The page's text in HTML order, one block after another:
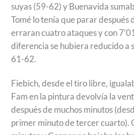
suyas (59-62) y Buenavida
Tomé lo tenía que parar después
erraran cuatro ataques y con
diferencia se hubiera reducido a
61-62.
Fiebich, desde el tiro libre,
Fam en la pintura devolvía la
después de muchos minutos
primer minuto de tercer cuarto).